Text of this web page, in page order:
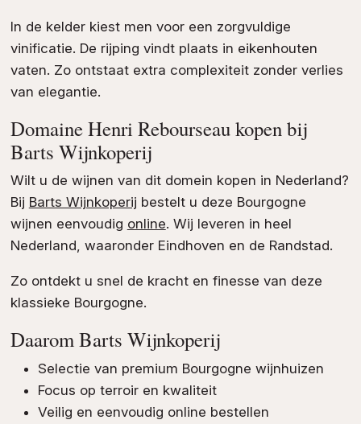
In de kelder kiest men voor een zorgvuldige
vinificatie. De rijping vindt plaats in eikenhouten
vaten. Zo ontstaat extra complexiteit zonder verlies
van elegantie.
Domaine Henri Rebourseau kopen bij
Barts Wijnkoperij
Wilt u de wijnen van dit domein kopen in Nederland?
Bij Barts Wijnkoperij bestelt u deze Bourgogne
wijnen eenvoudig online. Wij leveren in heel
Nederland, waaronder Eindhoven en de Randstad.
Zo ontdekt u snel de kracht en finesse van deze
klassieke Bourgogne.
Daarom Barts Wijnkoperij
Selectie van premium Bourgogne wijnhuizen
Focus op terroir en kwaliteit
Veilig en eenvoudig online bestellen